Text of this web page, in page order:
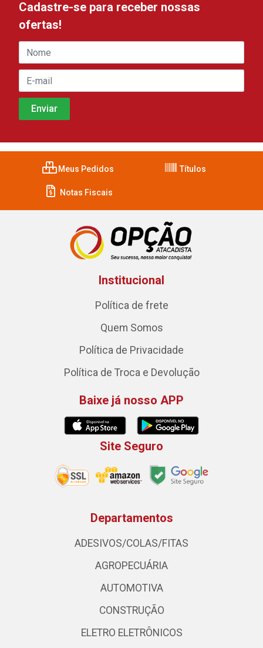
Cadastre-se para receber nossas
ofertas!
Meus Pedidos Títulos
Notas Fiscais
Institucional
Política de frete
Quem Somos
Política de Privacidade
Política de Troca e Devolução
Baixe já nosso APP
Site Seguro
Departamentos
ADESIVOS/COLAS/FITAS
AGROPECUÁRIA
AUTOMOTIVA
CONSTRUÇÃO
ELETRO ELETRÔNICOS